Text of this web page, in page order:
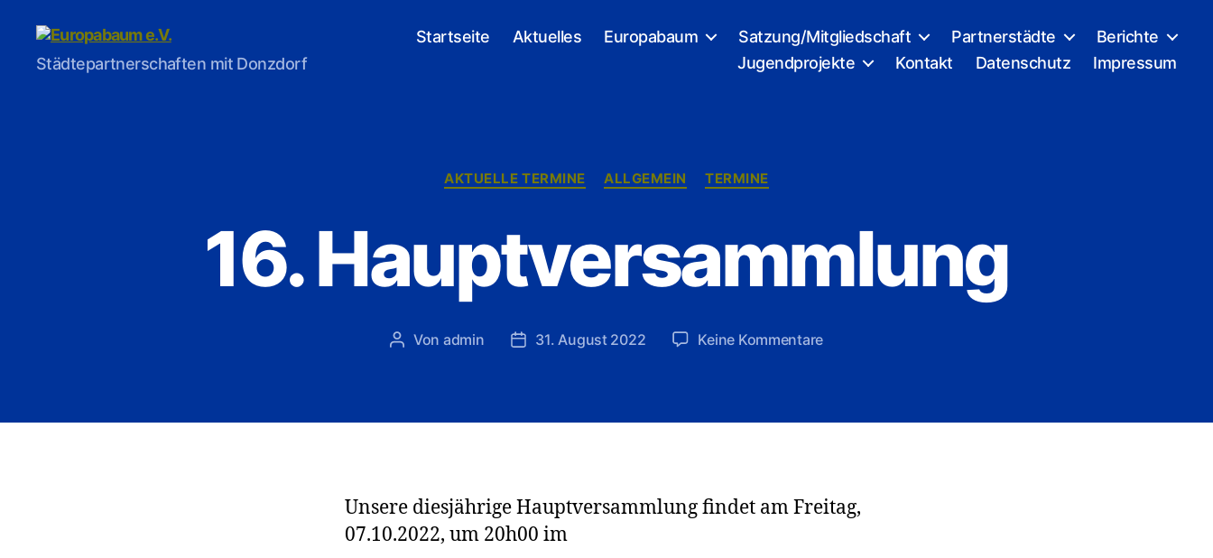
Europabaum
e.V.
Städtepartnerschaften mit Donzdorf
Startseite Aktuelles Europabaum Satzung/Mitgliedschaft Partnerstädte
Berichte
Jugendprojekte
Kontakt Datenschutz Impressum
Kategorien
AKTUELLE TERMINE ALLGEMEIN TERMINE
16. Hauptversammlung
Beitragsautor
Von admin Veröffentlichungsdatum
31. August 2022 Keine Kommentarezu
Unsere diesjährige Hauptversammlung findet am Freitag,
07.10.2022, um 20h00 im